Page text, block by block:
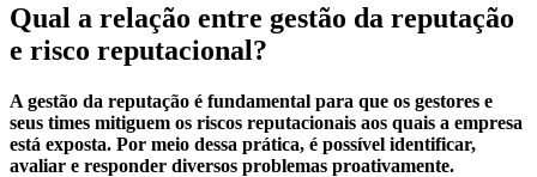
Qual a relação entre gestão da reputação
e risco reputacional?
A gestão da reputação é fundamental para que os gestores e
seus times mitiguem os riscos reputacionais aos quais a empresa
está exposta. Por meio dessa prática, é possível identificar,
avaliar e responder diversos problemas proativamente.